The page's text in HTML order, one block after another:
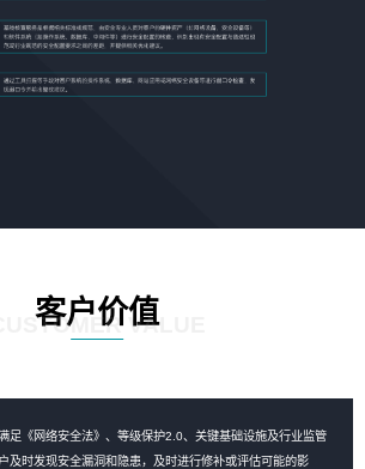
客户价值
CUSTOMER VALUE
足《网络安全法》、等级保护2.0、关键基础设施及行业监管
及时发现安全漏洞和隐患，及时进行修补或评估可能的影